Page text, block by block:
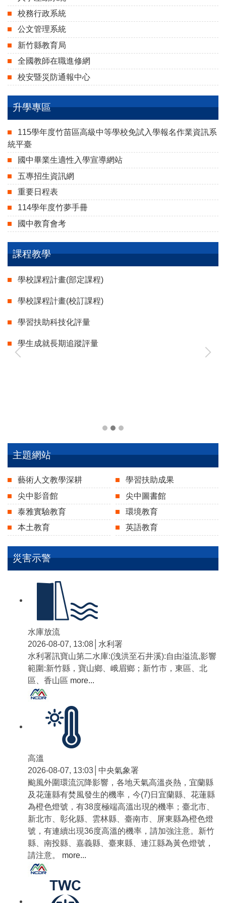
校務行政系統
公文管理系統
新竹縣教育局
全國教師在職進修網
校安暨災防通報中心
升學專區
115學年度竹苗區高級中等學校免試入學報名作業資訊系
統平臺
國中畢業生適性入學宣導網站
五專招生資訊網
重要日程表
114學年度竹夢手冊
國中教育會考
課程教學
學校課程計畫(部定課程)
學校課程計畫(校訂課程)
學習扶助科技化評量
學生成就長期追蹤評量
主題網站
藝術人文教學深耕
學習扶助成果
尖中影音館
尖中圖書館
泰雅實驗教育
環境教育
本土教育
英語教育
災害示警
水庫放流
2026-08-07, 13:08│水利署
水利署訊寶山第二水庫:(洩洪至石井溪):自由溢流,影響
範圍:新竹縣，寶山鄉、峨眉鄉；新竹市，東區、北
區、香山區 more...
高溫
2026-08-07, 13:03│中央氣象署
颱風外圍環流沉降影響，各地天氣高溫炎熱，宜蘭縣
及花蓮縣有焚風發生的機率，今(7)日宜蘭縣、花蓮縣
為橙色燈號，有38度極端高溫出現的機率；臺北市、
新北市、彰化縣、雲林縣、臺南市、屏東縣為橙色燈
號，有連續出現36度高溫的機率，請加強注意。新竹
縣、南投縣、嘉義縣、臺東縣、連江縣為黃色燈號，
請注意。 more...